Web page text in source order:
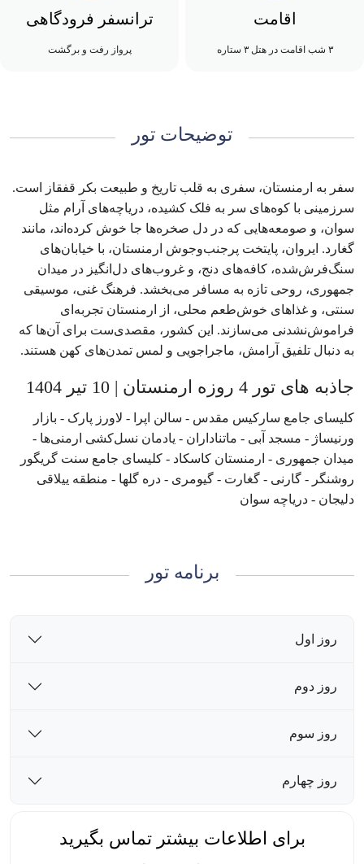
اقامت
۳ شب اقامت در هتل ۳ ستاره
ترانسفر فرودگاهی
پرواز رفت و برگشت
توضیحات تور
سفر به ارمنستان، سفری به قلب تاریخ و طبیعت بکر قفقاز است.
سرزمینی با کوه‌های سر به فلک کشیده، دریاچه‌های آرام مثل
سوان، و صومعه‌هایی که در دل صخره‌ها جا خوش کرده‌اند، مانند
گغارد. ایروان، پایتخت پرجنب‌وجوش ارمنستان، با خیابان‌های
سنگ‌فرش‌شده، کافه‌های دنج، و غروب‌های دل‌انگیز در میدان
جمهوری، روحی تازه به مسافر می‌بخشد. فرهنگ غنی، موسیقی
سنتی، و غذاهای خوش‌طعم محلی، از ارمنستان تجربه‌ای
فراموش‌نشدنی می‌سازند. این کشور، مقصدی‌ست برای آن‌ها که
به دنبال تلفیق آرامش، ماجراجویی و لمس تمدن‌های کهن هستند.
جاذبه های تور 4 روزه ارمنستان | 10 تیر 1404
کلیسای جامع سارکیس مقدس - سالن اپرا - لاورز پارک - بازار
ورنیساژ - مسجد آبی - ماتناداران - یادمان نسل‌کشی ارمنی‌ها -
میدان جمهوری - ارمنستان کاسکاد - کلیسای جامع سنت گریگور
روشنگر - گارنی - گغارت - گیومری - دره گلها - منطقه ییلاقی
دلیجان - دریاچه سوان
برنامه تور
روز اول
روز دوم
روز سوم
روز چهارم
برای اطلاعات بیشتر تماس بگیرید